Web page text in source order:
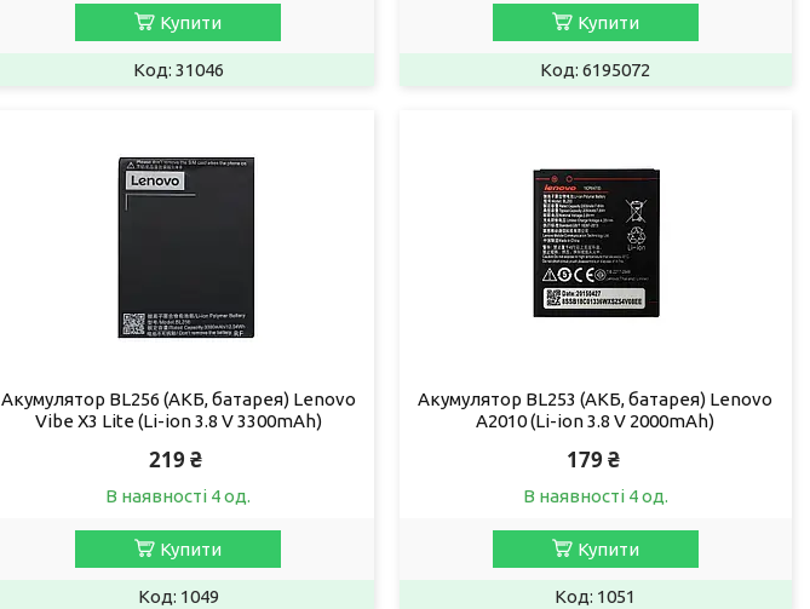
Купити
31046
Купити
6195072
Акумулятор BL256 (АКБ, батарея) Lenovo
Vibe X3 Lite (Li-ion 3.8 V 3300mAh)
219 ₴
В наявності 4 од.
Купити
1049
Акумулятор BL253 (АКБ, батарея) Lenovo
A2010 (Li-ion 3.8 V 2000mAh)
179 ₴
В наявності 4 од.
Купити
1051